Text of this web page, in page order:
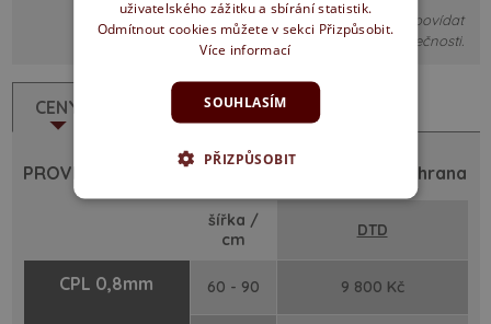
Obrázky jsou pouze ilustrativní, nemusí detailně odpovídat
skutečnosti.
CENY
PROVEDENÍ: otočné dveře - polodrážka ostrá hrana
šířka /
cm
DTD
CPL 0,8mm 60 - 90 9 800 Kč
uživatelského zážitku a sbírání statistik.
Odmítnout cookies můžete v sekci Přizpůsobit.
Více informací
SOUHLASÍM
PŘIZPŮSOBIT